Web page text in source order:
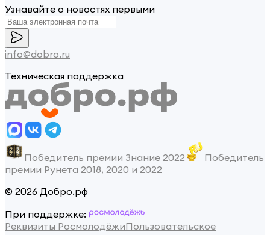
Узнавайте о новостях первыми
info@dobro.ru
Техническая поддержка
Победитель премии Знание 2022
Победитель
премии Рунета 2018, 2020 и 2022
© 2026 Добро.рф
При поддержке:
Реквизиты РосмолодёжиПользовательское